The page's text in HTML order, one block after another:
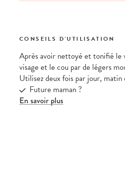
CONSEILS D'UTILISATION
Après avoir nettoyé et tonifié le
visage et le cou par de légers
Utilisez deux fois par jour, matin
Future maman ?
En savoir plus